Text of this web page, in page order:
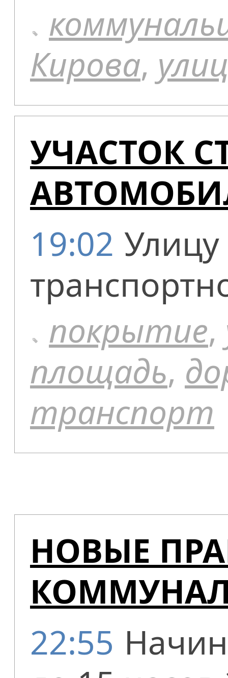
Кирова,
УЧАСТОК
19:02 Улицу
покрытие,
площадь,
транспорт
НОВЫЕ
22:55